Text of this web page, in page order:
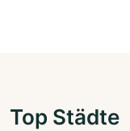
Top Städte